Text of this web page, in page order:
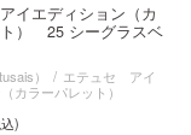
イエディション（カ
） 25 シーグラスベ
）
エテュセ アイ
カラーパレット）